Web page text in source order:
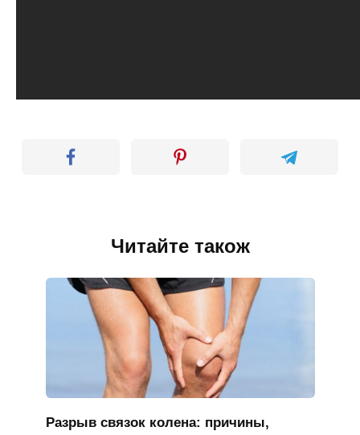
Читайте також
Разрыв связок колена: причины,